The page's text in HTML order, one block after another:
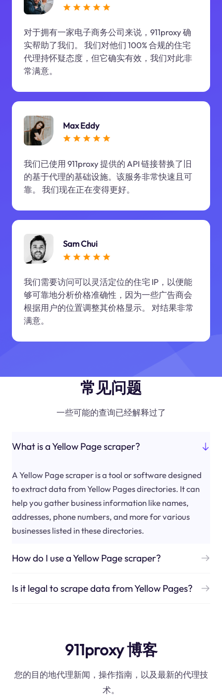
对于拥有一家电子商务公司来说，911proxy 确
实帮助了我们。 我们对他们 100% 合规的住宅
代理持怀疑态度，但它确实有效，我们对此非
常满意。
Max Eddy
我们已使用 911proxy 提供的 API 链接替换了旧
的基于代理的基础设施。该服务非常快速且可
靠。 我们现在正在变得更好。
Sam Chui
我们需要访问可以灵活定位的住宅 IP，以便能
够可靠地分析价格准确性，因为一些广告商会
根据用户的位置调整其价格显示。 对结果非常
满意。
常见问题
一些可能的查询已经解释过了
What is a Yellow Page scraper?
A Yellow Page scraper is a tool or software designed
to extract data from Yellow Pages directories. It can
help you gather business information like names,
addresses, phone numbers, and more for various
businesses listed in these directories.
How do I use a Yellow Page scraper?
Is it legal to scrape data from Yellow Pages?
911proxy 博客
您的目的地代理新闻，操作指南，以及最新的代理技
术。